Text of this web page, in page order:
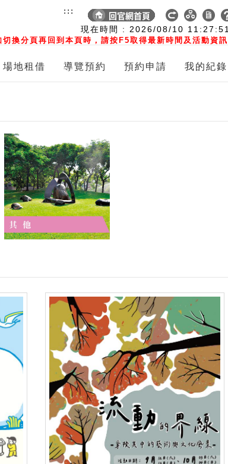
現在時間 : 2026/08/10 11:27:52
切換分頁再回到本頁時，請按F5取得最新時間及活動資訊
:::
場地租借 導覽預約 預約申請 我的紀錄